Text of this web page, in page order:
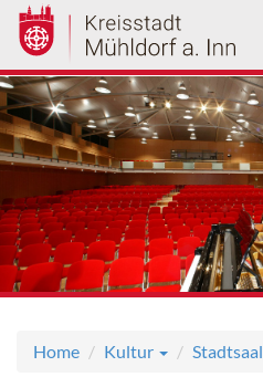
Direkt
zum
Inhalt
Home Kultur Stadtsaal